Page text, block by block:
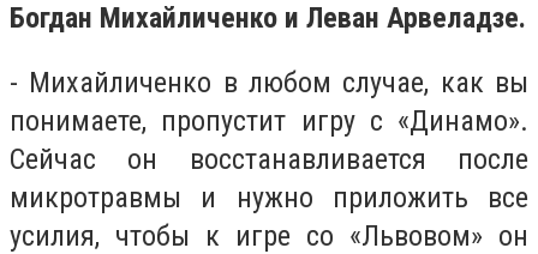
Богдан Михайличенко и Леван Арвеладзе.
- Михайличенко в любом случае, как вы
понимаете, пропустит игру с «Динамо».
Сейчас он восстанавливается после
микротравмы и нужно приложить все
усилия, чтобы к игре со «Львовом» он